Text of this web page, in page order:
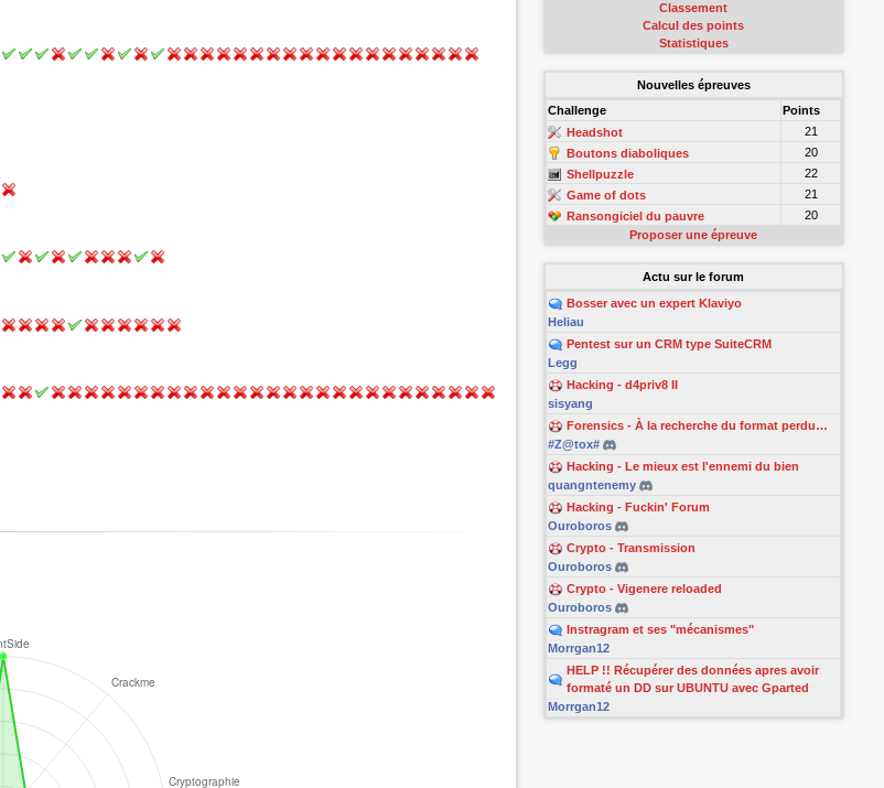
Classement
Calcul des points
Statistiques
Nouvelles épreuves
Challenge
Points
Headshot
21
Boutons diaboliques
20
Shellpuzzle
22
Game of dots
21
Ransongiciel du pauvre
20
Proposer une épreuve
Actu sur le forum
Bosser avec un expert Klaviyo
Heliau
Pentest sur un CRM type SuiteCRM
Legg
Hacking - d4priv8 II
sisyang
Forensics - À la recherche du format perdu…
#Z@tox#
Hacking - Le mieux est l'ennemi du bien
quangntenemy
Hacking - Fuckin' Forum
Ouroboros
Crypto - Transmission
Ouroboros
Crypto - Vigenere reloaded
Ouroboros
Instragram et ses "mécanismes"
Morrgan12
HELP !! Récupérer des données apres avoir
formaté un DD sur UBUNTU avec Gparted
Morrgan12